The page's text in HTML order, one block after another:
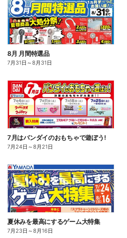
8月 月間特選品
7月31日 ～8月31日
7月はバンダイのおもちゃで遊ぼう!
7月24日 ～8月21日
夏休みを最高にするゲーム大特集
7月23日 ～8月16日